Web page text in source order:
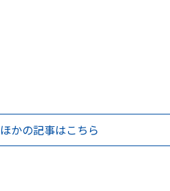
ほかの記事はこちら